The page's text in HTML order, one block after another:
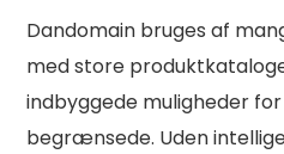
Dandomain bruges af
med store
indbyggede muligheder
begrænsede. Uden